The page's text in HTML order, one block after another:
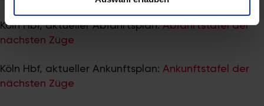
analysieren. Außerdem geben wir Informationen zu Ihrer
Verwendung unserer Website an unsere Partner für
soziale Medien, Werbung und Analysen weiter. Unsere
weiteren Daten zusammen, die Sie ihnen bereitgestellt
haben oder die sie im Rahmen Ihrer Nutzung der Dienste
Köln Hbf, aktueller Abfahrtsplan:Abfahrtstafel der
nächsten Züge
Köln Hbf, aktueller Ankunftsplan: Ankunftstafel der
nächsten Züge